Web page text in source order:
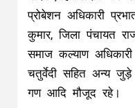
प्रोबेशन अधिकारी
कुमार, जिला पंचायत
समाज कल्याण
चतुर्वेदी सहित अन्य जुड़े
गण आदि मौजूद रहे।